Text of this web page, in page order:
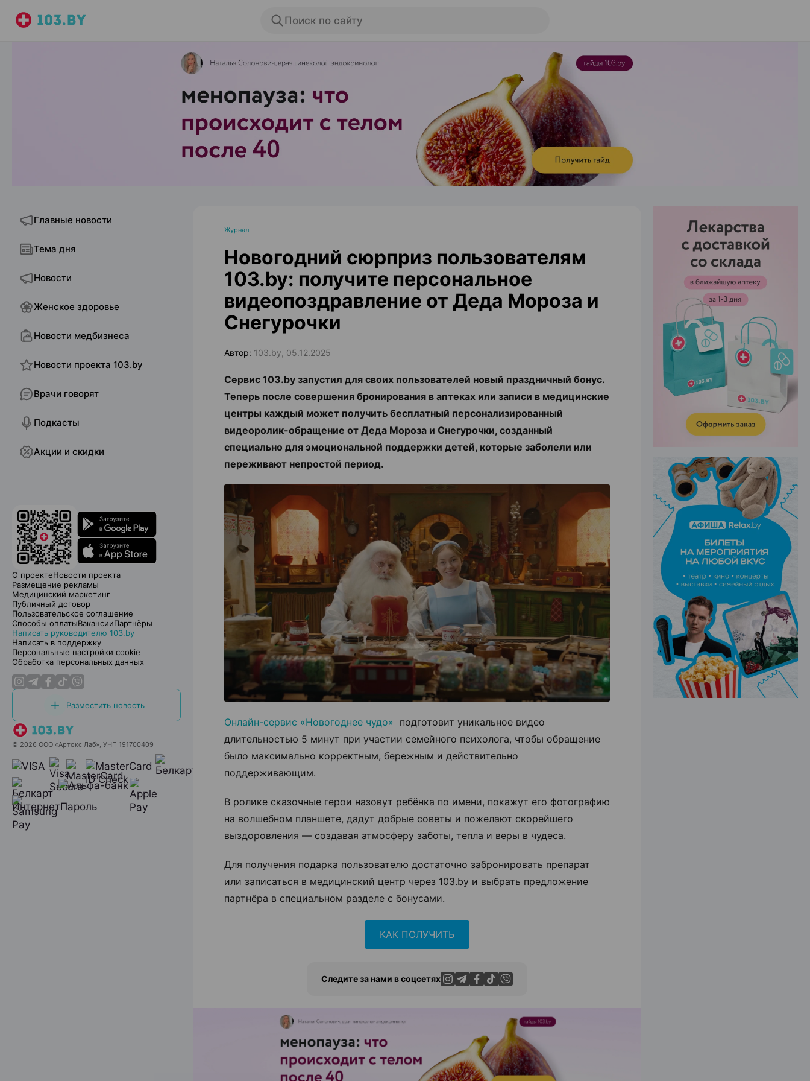
Поиск по сайту
ЭФФЕКТИВНАЯ РЕКЛАМА НА САЙТЕ
Главные новости
Тема дня
Новости
Женское здоровье
Новости медбизнеса
Новости проекта 103.by
Врачи говорят
Подкасты
Акции и скидки
О проектеНовости проекта
Размещение рекламы
Медицинский маркетинг
Публичный договор
Пользовательское соглашение
Способы оплатыВакансииПартнёры
Написать руководителю 103.by
Написать в поддержку
Персональные настройки cookie
Обработка персональных данных
Разместить новость
© 2026 ООО «Артокс Лаб», УНП 191700409
Журнал
Новогодний сюрприз пользователям
103.by: получите персональное
видеопоздравление от Деда Мороза и
Снегурочки
Автор: 103.by, 05.12.2025
Сервис 103.by запустил для своих пользователей новый праздничный бонус.
Теперь после совершения бронирования в аптеках или записи в медицинские
центры каждый может получить бесплатный персонализированный
видеоролик-обращение от Деда Мороза и Снегурочки, созданный
специально для эмоциональной поддержки детей, которые заболели или
переживают непростой период.
Онлайн-сервис «Новогоднее чудо» подготовит уникальное видео
длительностью 5 минут при участии семейного психолога, чтобы обращение
было максимально корректным, бережным и действительно
поддерживающим.
В ролике сказочные герои назовут ребёнка по имени, покажут его фотографию
на волшебном планшете, дадут добрые советы и пожелают скорейшего
выздоровления — создавая атмосферу заботы, тепла и веры в чудеса.
Для получения подарка пользователю достаточно забронировать препарат
или записаться в медицинский центр через 103.by и выбрать предложение
партнёра в специальном разделе с бонусами.
КАК ПОЛУЧИТЬ
Следите за нами в соцсетях
ЭФФЕКТИВНАЯ РЕКЛАМА НА САЙТЕ
ЭФФЕКТИВНАЯ РЕКЛАМА НА САЙТЕ
ЭФФЕКТИВНАЯ РЕКЛАМА НА САЙТЕ